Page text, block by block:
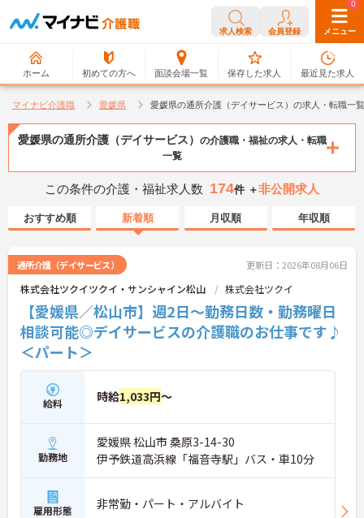
求人検索 会員登録 メニュー
ホーム 初めての方へ 面談会場一覧
0
保存した求人
0
最近見た求人
マイナビ介護職 愛媛県 愛媛県の通所介護（デイサービス）の求人・転職一覧
愛媛県の通所介護（デイサービス） の介護職・福祉の求人・転職
一覧
この条件の介護・福祉求人数 174件 ＋非公開求人
おすすめ順 新着順 月収順 年収順
通所介護（デイサービス） 更新日：2026年08月06日
株式会社ツクイツクイ・サンシャイン松山 株式会社ツクイ
【愛媛県／松山市】週2日～勤務日数・勤務曜日
相談可能◎デイサービスの介護職のお仕事です♪
＜パート＞
給料 時給1,033円～
勤務地
愛媛県 松山市 桑原3-14-30
伊予鉄道高浜線「福音寺駅」バス・車10分
雇用形態 非常勤・パート・アルバイト